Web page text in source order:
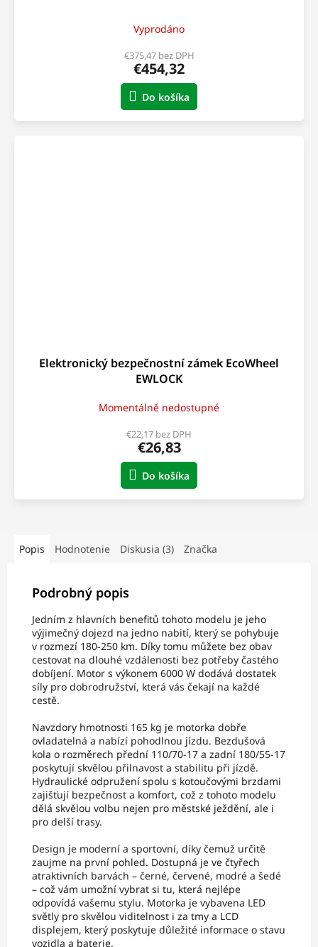
Vyprodáno
€375,47 bez DPH
€454,32
Do košíka
Elektronický bezpečnostní zámek EcoWheel
EWLOCK
Momentálně nedostupné
€22,17 bez DPH
€26,83
Do košíka
Popis Hodnotenie Diskusia (3) Značka
Podrobný popis
Jedním z hlavních benefitů tohoto modelu je jeho
výjimečný dojezd na jedno nabití, který se pohybuje
v rozmezí 180-250 km. Díky tomu můžete bez obav
cestovat na dlouhé vzdálenosti bez potřeby častého
dobíjení. Motor s výkonem 6000 W dodává dostatek
síly pro dobrodružství, která vás čekají na každé
cestě.
Navzdory hmotnosti 165 kg je motorka dobře
ovladatelná a nabízí pohodlnou jízdu. Bezdušová
kola o rozměrech přední 110/70-17 a zadní 180/55-17
poskytují skvělou přilnavost a stabilitu při jízdě.
Hydraulické odpružení spolu s kotoučovými brzdami
zajišťují bezpečnost a komfort, což z tohoto modelu
dělá skvělou volbu nejen pro městské ježdění, ale i
pro delší trasy.
Design je moderní a sportovní, díky čemuž určitě
zaujme na první pohled. Dostupná je ve čtyřech
atraktivních barvách – černé, červené, modré a šedé
– což vám umožní vybrat si tu, která nejlépe
odpovídá vašemu stylu. Motorka je vybavena LED
světly pro skvělou viditelnost i za tmy a LCD
displejem, který poskytuje důležité informace o stavu
vozidla a baterie.